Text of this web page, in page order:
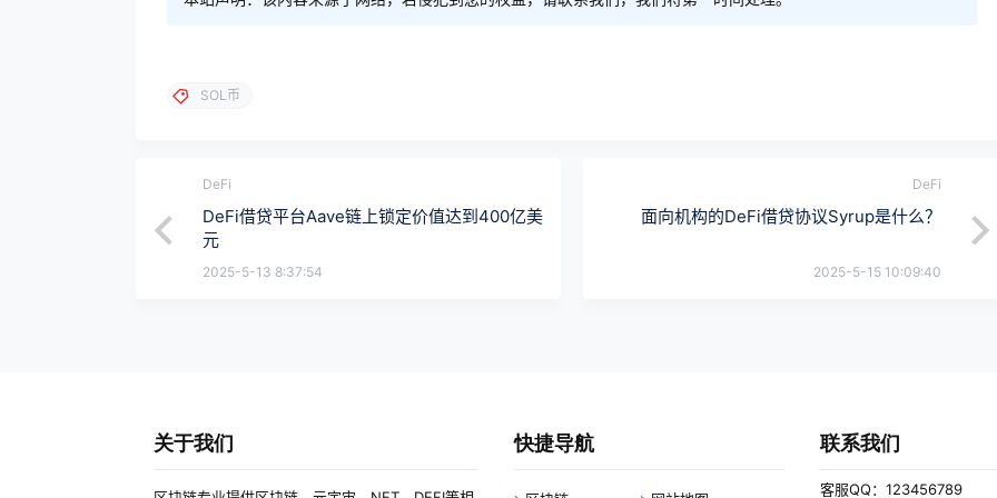
SOL币
DeFi
DeFi借贷平台Aave链上锁定价值达到400亿美
元
2025-5-13 8:37:54
DeFi
面向机构的DeFi借贷协议Syrup是什么？
2025-5-15 10:09:40
关于我们 快捷导航 联系我们
客服QQ：123456789